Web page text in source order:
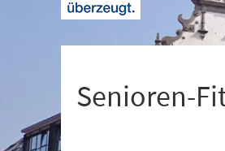
Senioren-